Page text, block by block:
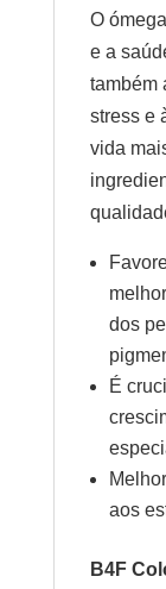
O
e a
também
stress e
vida
dos
É
aos
B4F